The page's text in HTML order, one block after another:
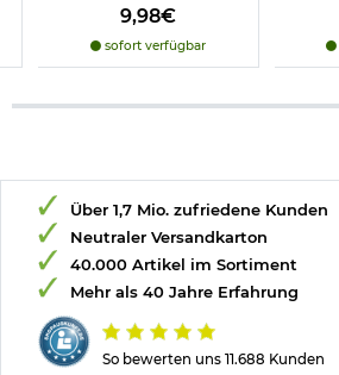
9,98€
sofort verfügbar
So bewerten uns 11.688 Kunden
Über 1,7 Mio. zufriedene Kunden
Neutraler Versandkarton
40.000 Artikel im Sortiment
Mehr als 40 Jahre Erfahrung